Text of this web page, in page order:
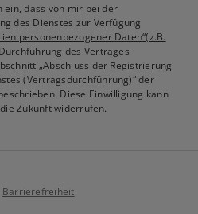
ein, dass von mir bei der
des Dienstes zur Verfügung
personenbezogener Daten“(z.B.
des Vertrages
„Abschluss der Registrierung
(Vertragsdurchführung)“ der
Diese Einwilligung kann
Zukunft widerrufen.
Barrierefreiheit